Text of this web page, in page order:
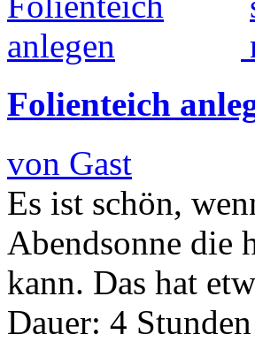
Folienteich
von Gast
Es ist schön,
Abendsonne die
kann. Das hat
Dauer: 4 Stunden